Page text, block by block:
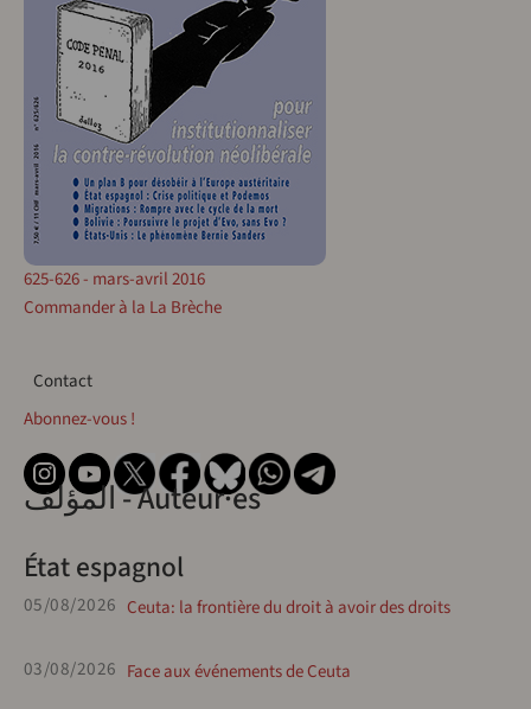
625-626 - mars-avril 2016
Commander à la La Brèche
Contact
Contact
Abonnez-vous !
المؤلف - Auteur·es
État espagnol
05/08/2026 Ceuta: la frontière du droit à avoir des droits
03/08/2026 Face aux événements de Ceuta